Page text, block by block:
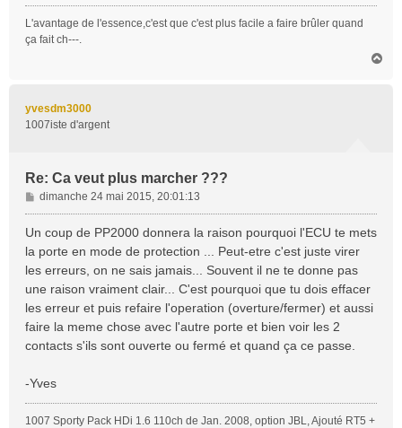
L'avantage de l'essence,c'est que c'est plus facile a faire brûler quand
ça fait ch---.
yvesdm3000
1007iste d'argent
Re: Ca veut plus marcher ???
M
e
s
a
g
e
dimanche 24 mai 2015, 20:01:13
Un coup de PP2000 donnera la raison pourquoi l'ECU te mets
la porte en mode de protection ... Peut-etre c'est juste virer
les erreurs, on ne sais jamais... Souvent il ne te donne pas
une raison vraiment clair... C'est pourquoi que tu dois effacer
les erreur et puis refaire l'operation (overture/fermer) et aussi
faire la meme chose avec l'autre porte et bien voir les 2
contacts s'ils sont ouverte ou fermé et quand ça ce passe.
-Yves
1007 Sporty Pack HDi 1.6 110ch de Jan. 2008, option JBL, Ajouté RT5 +